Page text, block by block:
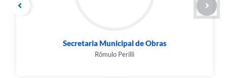
Secretaria Municipal de Obras
Rômulo Perilli